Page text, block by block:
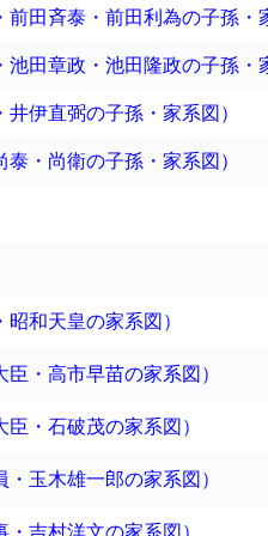
田斉泰・前田利為の子孫・
田章政・池田隆政の子孫・
伊直弼の子孫・家系図）
・尚衛の子孫・家系図）
和天皇の家系図）
・高市早苗の家系図）
・石破茂の家系図）
玉木雄一郎の家系図）
吉村洋文の家系図）